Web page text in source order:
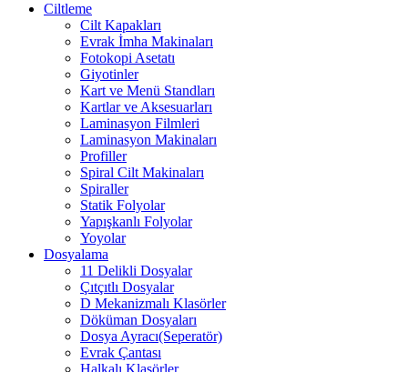
Ciltleme
Cilt Kapakları
Evrak İmha Makinaları
Fotokopi Asetatı
Giyotinler
Kart ve Menü Standları
Kartlar ve Aksesuarları
Laminasyon Filmleri
Laminasyon Makinaları
Profiller
Spiral Cilt Makinaları
Spiraller
Statik Folyolar
Yapışkanlı Folyolar
Yoyolar
Dosyalama
11 Delikli Dosyalar
Çıtçıtlı Dosyalar
D Mekanizmalı Klasörler
Döküman Dosyaları
Dosya Ayracı(Seperatör)
Evrak Çantası
Halkalı Klasörler